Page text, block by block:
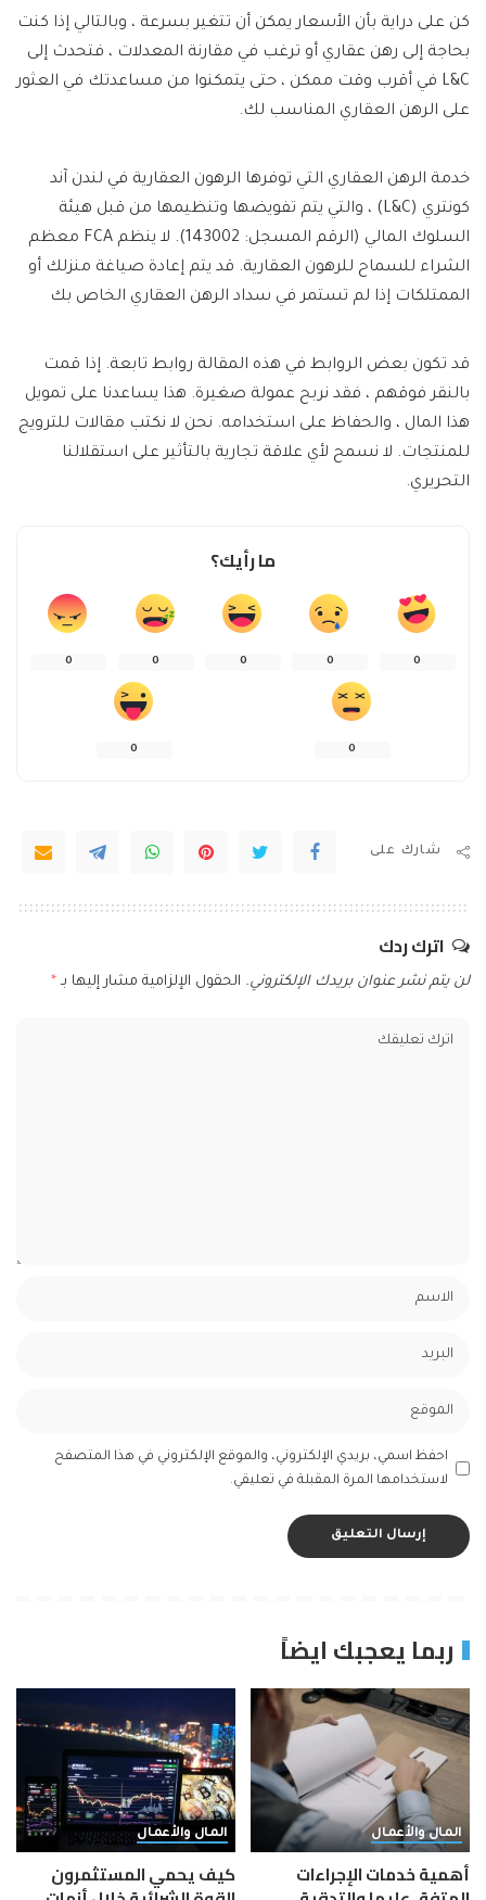
كن على دراية بأن الأسعار يمكن أن تتغير بسرعة ، وبالتالي إذا كنت
بحاجة إلى رهن عقاري أو ترغب في مقارنة المعدلات ، فتحدث إلى
L&C في أقرب وقت ممكن ، حتى يتمكنوا من مساعدتك في العثور
على الرهن العقاري المناسب لك.
خدمة الرهن العقاري التي توفرها الرهون العقارية في لندن آند
كونتري (L&C) ، والتي يتم تفويضها وتنظيمها من قبل هيئة
السلوك المالي (الرقم المسجل: 143002). لا ينظم FCA معظم
الشراء للسماح للرهون العقارية. قد يتم إعادة صياغة منزلك أو
الممتلكات إذا لم تستمر في سداد الرهن العقاري الخاص بك
قد تكون بعض الروابط في هذه المقالة روابط تابعة. إذا قمت
بالنقر فوقهم ، فقد نربح عمولة صغيرة. هذا يساعدنا على تمويل
هذا المال ، والحفاظ على استخدامه. نحن لا نكتب مقالات للترويج
للمنتجات. لا نسمح لأي علاقة تجارية بالتأثير على استقلالنا
التحريري.
ما رأيك؟
0
0
0
0
0
0
0
شارك على
اترك ردك
لن يتم نشر عنوان بريدك الإلكتروني. الحقول الإلزامية مشار إليها بـ *
احفظ اسمي، بريدي الإلكتروني، والموقع الإلكتروني في هذا المتصفح
لاستخدامها المرة المقبلة في تعليقي.
ربما يعجبك ايضاً
المال والأعمال
أهمية خدمات الإجراءات
المال والأعمال
كيف يحمي المستثمرون